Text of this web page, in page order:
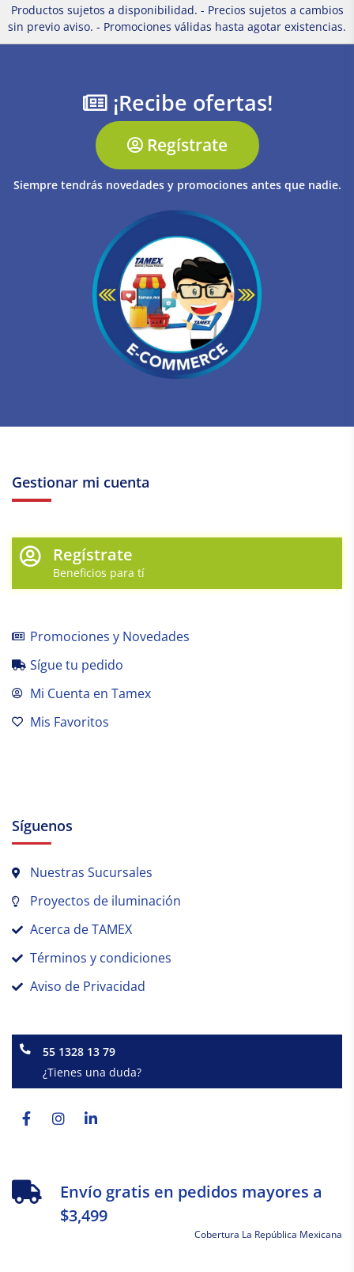
Productos sujetos a disponibilidad. - Precios sujetos a cambios
sin previo aviso. - Promociones válidas hasta agotar existencias.
¡Recibe ofertas!
Regístrate
Siempre tendrás novedades y promociones antes que nadie.
Gestionar mi cuenta
Regístrate
Beneficios para tí
Promociones y Novedades
Sígue tu pedido
Mi Cuenta en Tamex
Mis Favoritos
Síguenos
Nuestras Sucursales
Proyectos de iluminación
Acerca de TAMEX
Términos y condiciones
Aviso de Privacidad
55 1328 13 79
¿Tienes una duda?
f
Envío gratis en pedidos mayores a
$3,499
Cobertura La República Mexicana